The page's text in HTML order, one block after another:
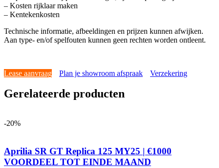
– Kosten rijklaar maken
– Kentekenkosten
Technische informatie, afbeeldingen en prijzen kunnen afwijken.
Aan type- en/of spelfouten kunnen geen rechten worden ontleent.
Lease aanvraag Plan je showroom afspraak Verzekering
Gerelateerde producten
-20%
Aprilia SR GT Replica 125 MY25 | €1000
VOORDEEL TOT EINDE MAAND